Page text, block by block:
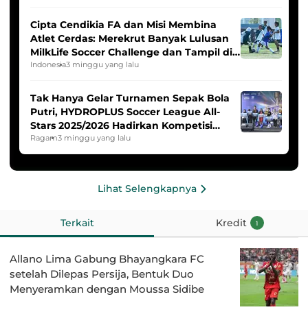
Cipta Cendikia FA dan Misi Membina
Atlet Cerdas: Merekrut Banyak Lulusan
MilkLife Soccer Challenge dan Tampil di
HYDROPLUS Soccer League
Indonesia3 minggu yang lalu
Tak Hanya Gelar Turnamen Sepak Bola
Putri, HYDROPLUS Soccer League All-
Stars 2025/2026 Hadirkan Kompetisi
Band dan Dance
Ragam3 minggu yang lalu
Lihat Selengkapnya
Terkait Kredit 1
Allano Lima Gabung Bhayangkara FC
setelah Dilepas Persija, Bentuk Duo
Menyeramkan dengan Moussa Sidibe